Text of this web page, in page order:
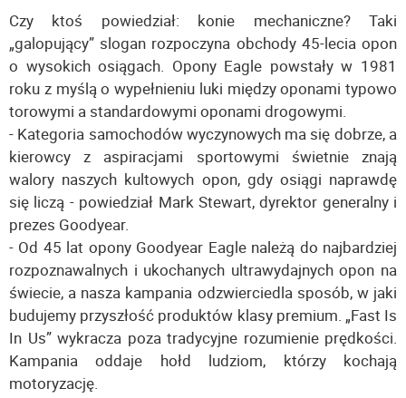
Czy ktoś powiedział: konie mechaniczne? Taki
„galopujący” slogan rozpoczyna obchody 45-lecia opon
o wysokich osiągach. Opony Eagle powstały w 1981
roku z myślą o wypełnieniu luki między oponami typowo
torowymi a standardowymi oponami drogowymi.
- Kategoria samochodów wyczynowych ma się dobrze, a
kierowcy z aspiracjami sportowymi świetnie znają
walory naszych kultowych opon, gdy osiągi naprawdę
się liczą - powiedział Mark Stewart, dyrektor generalny i
prezes Goodyear.
- Od 45 lat opony Goodyear Eagle należą do najbardziej
rozpoznawalnych i ukochanych ultrawydajnych opon na
świecie, a nasza kampania odzwierciedla sposób, w jaki
budujemy przyszłość produktów klasy premium. „Fast Is
In Us” wykracza poza tradycyjne rozumienie prędkości.
Kampania oddaje hołd ludziom, którzy kochają
motoryzację.